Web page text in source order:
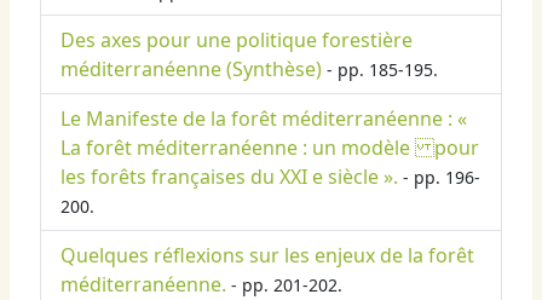
Des axes pour une politique forestière
méditerranéenne (Synthèse) - pp. 185-195.
Le Manifeste de la forêt méditerranéenne : «
La forêt méditerranéenne : un modèle pour
les forêts françaises du XXI e siècle ». - pp. 196-
200.
Quelques réflexions sur les enjeux de la forêt
méditerranéenne. - pp. 201-202.